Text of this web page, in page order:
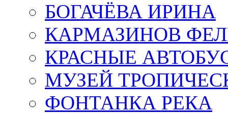
БОГАЧЁВА ИРИНА
КАРМАЗИНОВ
КРАСНЫЕ
МУЗЕЙ
ФОНТАНКА РЕКА